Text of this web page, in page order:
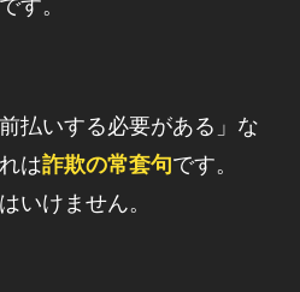
す。
払いする必要がある」な
は詐欺の常套句です。
いけません。